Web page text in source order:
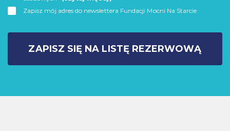
Zapisz mój adres do newslettera Fundacji Mocni Na Starcie
ZAPISZ SIĘ NA LISTĘ REZERWOWĄ